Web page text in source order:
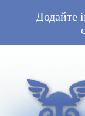
Додайте